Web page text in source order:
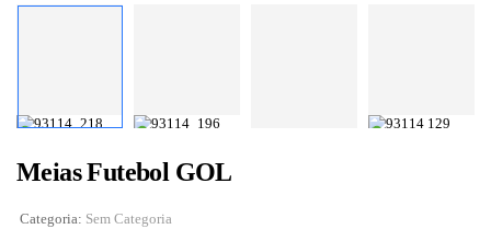
Meias Futebol GOL
Categoria: Sem Categoria